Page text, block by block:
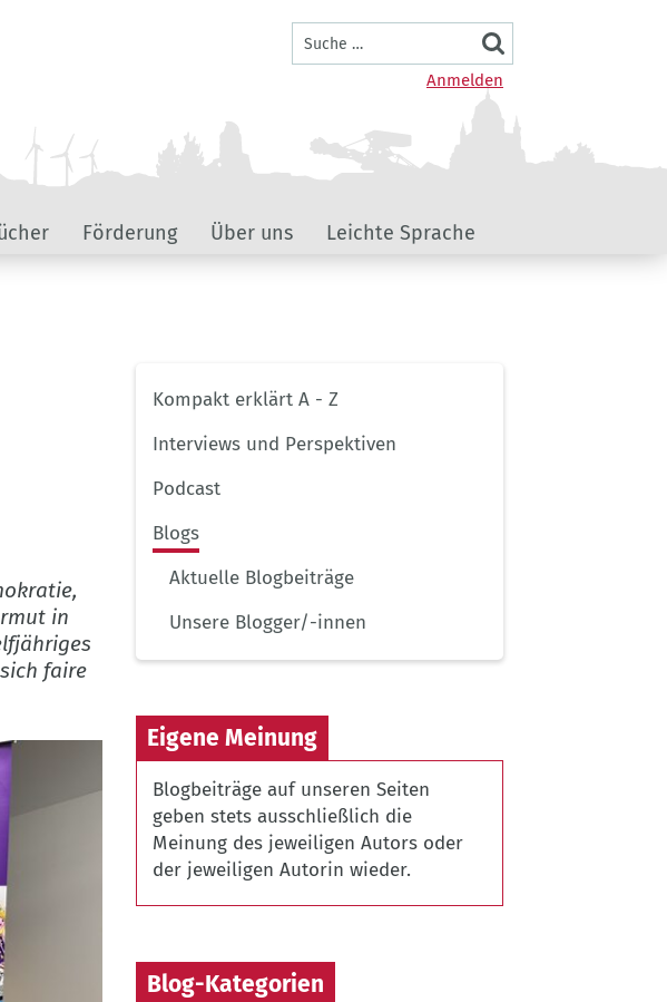
Benutzermenü
Anmelden
Suche
Förderung Über uns Leichte Sprache
in
faire
Unternavigation
Hauptseite
Kompakt erklärt A - Z
Interviews und Perspektiven
Podcast
Blogs
Aktuelle Blogbeiträge
Unsere Blogger/-innen
Eigene Meinung
Blogbeiträge auf unseren Seiten
geben stets ausschließlich die
Meinung des jeweiligen Autors oder
der jeweiligen Autorin wieder.
Blog-Kategorien